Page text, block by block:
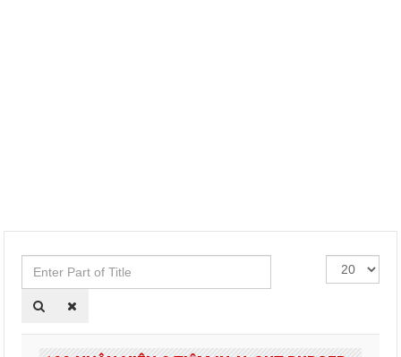
Enter
Part
of
Hiển
thị